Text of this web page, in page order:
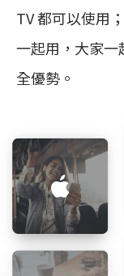
TV 都可以使用
一起用，大家
全優勢。